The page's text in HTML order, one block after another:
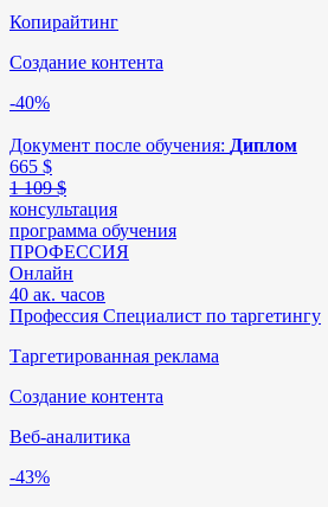
Копирайтинг
Создание контента
-40%
Документ после обучения: Диплом
665 $
1 109 $
консультация
программа обучения
ПРОФЕССИЯ
Онлайн
40 ак. часов
Профессия Специалист по таргетингу
Таргетированная реклама
Создание контента
Веб-аналитика
-43%